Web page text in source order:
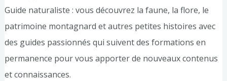
Guide naturaliste : vous découvrez la faune, la flore, le
patrimoine montagnard et autres petites histoires avec
des guides passionnés qui suivent des formations en
permanence pour vous apporter de nouveaux contenus
et connaissances.